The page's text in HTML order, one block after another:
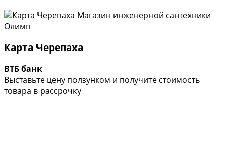
Карта Черепаха
ВТБ банк
Выставьте цену ползунком и получите стоимость
товара в рассрочку